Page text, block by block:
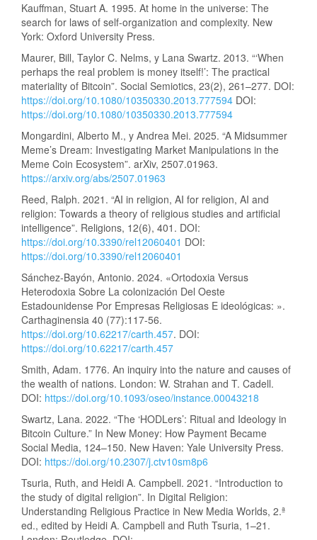
Kauffman, Stuart A. 1995. At home in the universe: The
search for laws of self-organization and complexity. New
York: Oxford University Press.
Maurer, Bill, Taylor C. Nelms, y Lana Swartz. 2013. “‘When
perhaps the real problem is money itself!’: The practical
materiality of Bitcoin”. Social Semiotics, 23(2), 261–277. DOI:
https://doi.org/10.1080/10350330.2013.777594 DOI:
https://doi.org/10.1080/10350330.2013.777594
Mongardini, Alberto M., y Andrea Mei. 2025. “A Midsummer
Meme’s Dream: Investigating Market Manipulations in the
Meme Coin Ecosystem”. arXiv, 2507.01963.
https://arxiv.org/abs/2507.01963
Reed, Ralph. 2021. “AI in religion, AI for religion, AI and
religion: Towards a theory of religious studies and artificial
intelligence”. Religions, 12(6), 401. DOI:
https://doi.org/10.3390/rel12060401 DOI:
https://doi.org/10.3390/rel12060401
Sánchez-Bayón, Antonio. 2024. «Ortodoxia Versus
Heterodoxia Sobre La colonización Del Oeste
Estadounidense Por Empresas Religiosas E ideológicas: ».
Carthaginensia 40 (77):117-56.
https://doi.org/10.62217/carth.457. DOI:
https://doi.org/10.62217/carth.457
Smith, Adam. 1776. An inquiry into the nature and causes of
the wealth of nations. London: W. Strahan and T. Cadell.
DOI: https://doi.org/10.1093/oseo/instance.00043218
Swartz, Lana. 2022. “The ‘HODLers’: Ritual and Ideology in
Bitcoin Culture.” In New Money: How Payment Became
Social Media, 124–150. New Haven: Yale University Press.
DOI: https://doi.org/10.2307/j.ctv10sm8p6
Tsuria, Ruth, and Heidi A. Campbell. 2021. “Introduction to
the study of digital religion”. In Digital Religion:
Understanding Religious Practice in New Media Worlds, 2.ª
ed., edited by Heidi A. Campbell and Ruth Tsuria, 1–21.